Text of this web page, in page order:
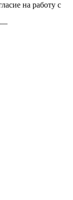
на работу с
—